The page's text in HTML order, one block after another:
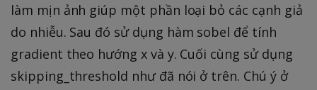
làm mịn ảnh giúp một phần loại bỏ các cạnh giả
do nhiễu. Sau đó sử dụng hàm sobel để tính
gradient theo hướng x và y. Cuối cùng sử dụng
skipping_threshold như đã nói ở trên. Chú ý ở